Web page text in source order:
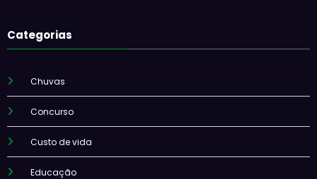
Categorias
Chuvas
Concurso
Custo de vida
Educação